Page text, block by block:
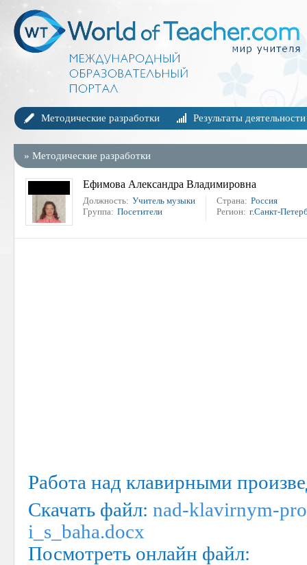
Методические разработки Результаты деятельности
» Методические разработки
Ефимова Александра Владимировна
Должность: Учитель музыки
Группа: Посетители
Страна: Россия
Регион: г.Санкт-
Работа над клавирными
Скачать файл: nad-klavirnym-
i_s_baha.docx
Посмотреть онлайн файл: